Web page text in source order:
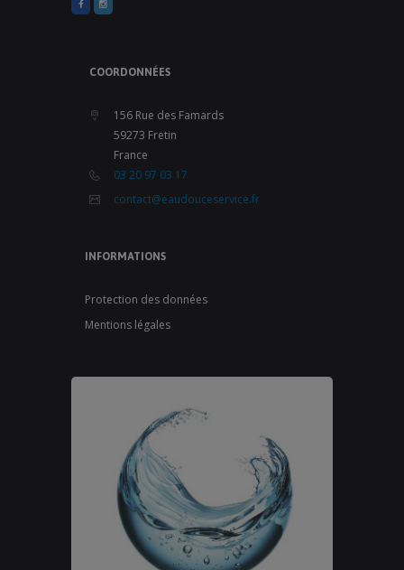
COORDONNÉES
156 Rue des Famards
59273 Fretin
France
03 20 97 03 17
contact@eaudouceservice.fr
INFORMATIONS
Protection des données
Mentions légales